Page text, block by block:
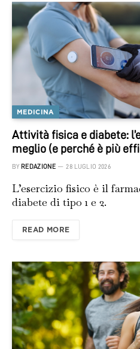
MEDICINA
Attività fisica e diabete:
meglio (e perché è più
BY REDAZIONE 28 LUGLIO 2026
L’esercizio fisico è il
diabete di tipo 1 e 2.
READ MORE